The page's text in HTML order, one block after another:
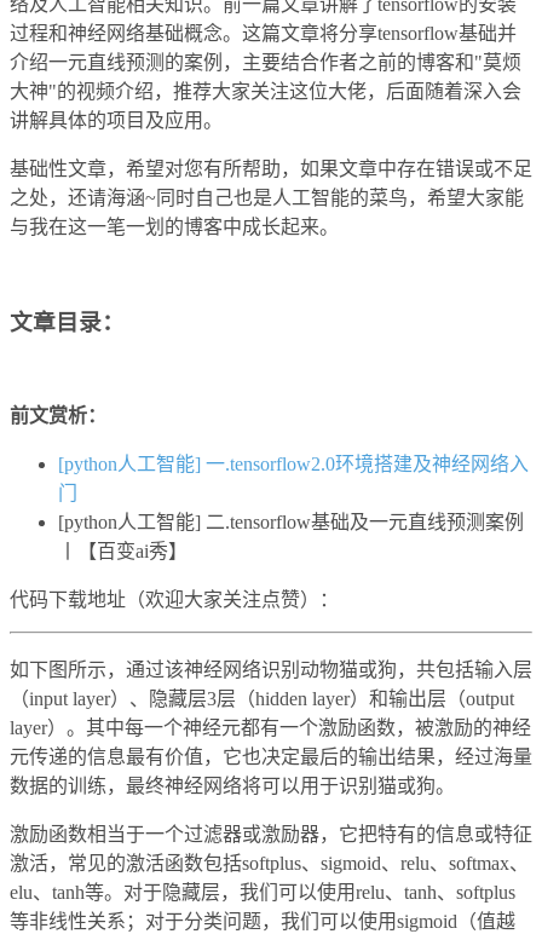
过程和神经网络基础概念。这篇文章将分享tensorflow基础并
介绍一元直线预测的案例，主要结合作者之前的博客和"莫烦
大神"的视频介绍，推荐大家关注这位大佬，后面随着深入会
讲解具体的项目及应用。
基础性文章，希望对您有所帮助，如果文章中存在错误或不足
之处，还请海涵~同时自己也是人工智能的菜鸟，希望大家能
与我在这一笔一划的博客中成长起来。
文章目录：
前文赏析：
[python人工智能] 一.tensorflow2.0环境搭建及神经网络入
门
[python人工智能] 二.tensorflow基础及一元直线预测案例
丨【百变ai秀】
代码下载地址（欢迎大家关注点赞）：
如下图所示，通过该神经网络识别动物猫或狗，共包括输入层
（input layer）、隐藏层3层（hidden layer）和输出层（output
layer）。其中每一个神经元都有一个激励函数，被激励的神经
元传递的信息最有价值，它也决定最后的输出结果，经过海量
数据的训练，最终神经网络将可以用于识别猫或狗。
激励函数相当于一个过滤器或激励器，它把特有的信息或特征
激活，常见的激活函数包括softplus、sigmoid、relu、softmax、
elu、tanh等。对于隐藏层，我们可以使用relu、tanh、softplus
等非线性关系；对于分类问题，我们可以使用sigmoid（值越